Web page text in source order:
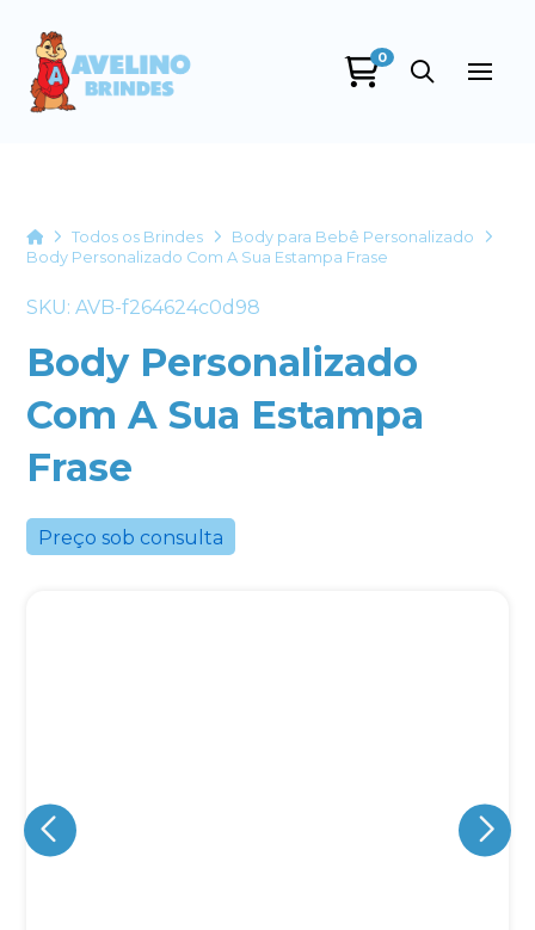
0
HomeTodos os Brindes
Body para Bebê Personalizado
Body Personalizado Com A Sua Estampa Frase
SKU: AVB-f264624c0d98
Body Personalizado
Com A Sua Estampa
Frase
Preço sob consulta
+55